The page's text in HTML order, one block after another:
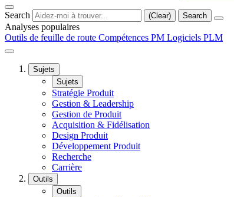
Search (Clear) Search
Analyses populaires
Outils de feuille de route Compétences PM Logiciels PLM
Sujets
Sujets
Stratégie Produit
Gestion & Leadership
Gestion de Produit
Acquisition & Fidélisation
Design Produit
Développement Produit
Recherche
Carrière
Outils
Outils